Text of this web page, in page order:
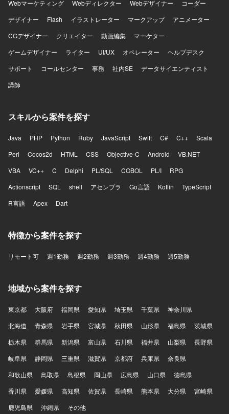
通じて、技術ドリブンな開発環境の改善に取り組んでおり
ます。
Webマーケティング
Webディレクター Webデザイナー
コーダー
デザイナー
Flash イラストレーター マークアップ
アニメーター
CGデザイナー
クリエイター 動画編集
マーケター
ゲームデザイナー
ライター UI/UX オペレーター
ヘルプデスク
サポート
コールセンター 事務 社内SE
データサイエンティスト
講師
スキルから案件を探す
Java PHP Python Ruby JavaScript Swift C# C++
Scala
Perl
Cocos2d HTML CSS Objective-C Android
VB.NET
VBA
VC++ C Delphi PL/SQL COBOL PL/I
RPG
Actionscript
SQL shell アセンブラ Go言語 Kotlin
TypeScript
R言語
Apex Dart
特徴から案件を探す
リモート可 週1勤務 週2勤務 週3勤務 週4勤務 週5勤務
地域から案件を探す
東京都 大阪府 福岡県 愛知県 埼玉県 千葉県
神奈川県
北海道
青森県 岩手県 宮城県 秋田県 山形県 福島県
茨城県
栃木県
群馬県 新潟県 富山県 石川県 福井県 山梨県
長野県
岐阜県
静岡県 三重県 滋賀県 京都府 兵庫県
奈良県
和歌山県
鳥取県 島根県 岡山県 広島県 山口県
徳島県
香川県
愛媛県 高知県 佐賀県 長崎県 熊本県 大分県
宮崎県
鹿児島県
沖縄県 その他